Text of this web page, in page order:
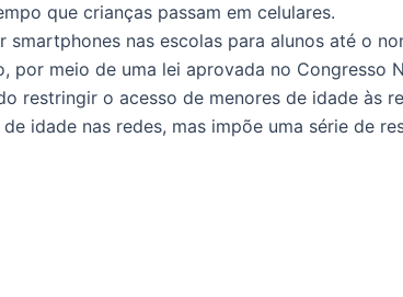
que crianças passam em celulares.
nas escolas para alunos até o
por meio de uma lei aprovada no Congresso
restringir o acesso de menores de idade às
idade nas redes, mas impõe uma série de